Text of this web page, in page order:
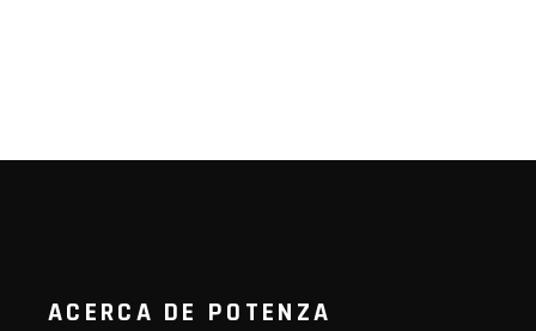
ACERCA DE POTENZA